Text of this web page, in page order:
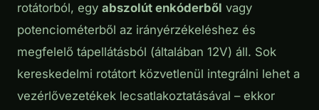
rotátorból, egy abszolút enkóderből vagy
potenciométerből az irányérzékeléshez és
megfelelő tápellátásból (általában 12V) áll. Sok
kereskedelmi rotátort közvetlenül integrálni lehet a
vezérlővezetékek lecsatlakoztatásával – ekkor